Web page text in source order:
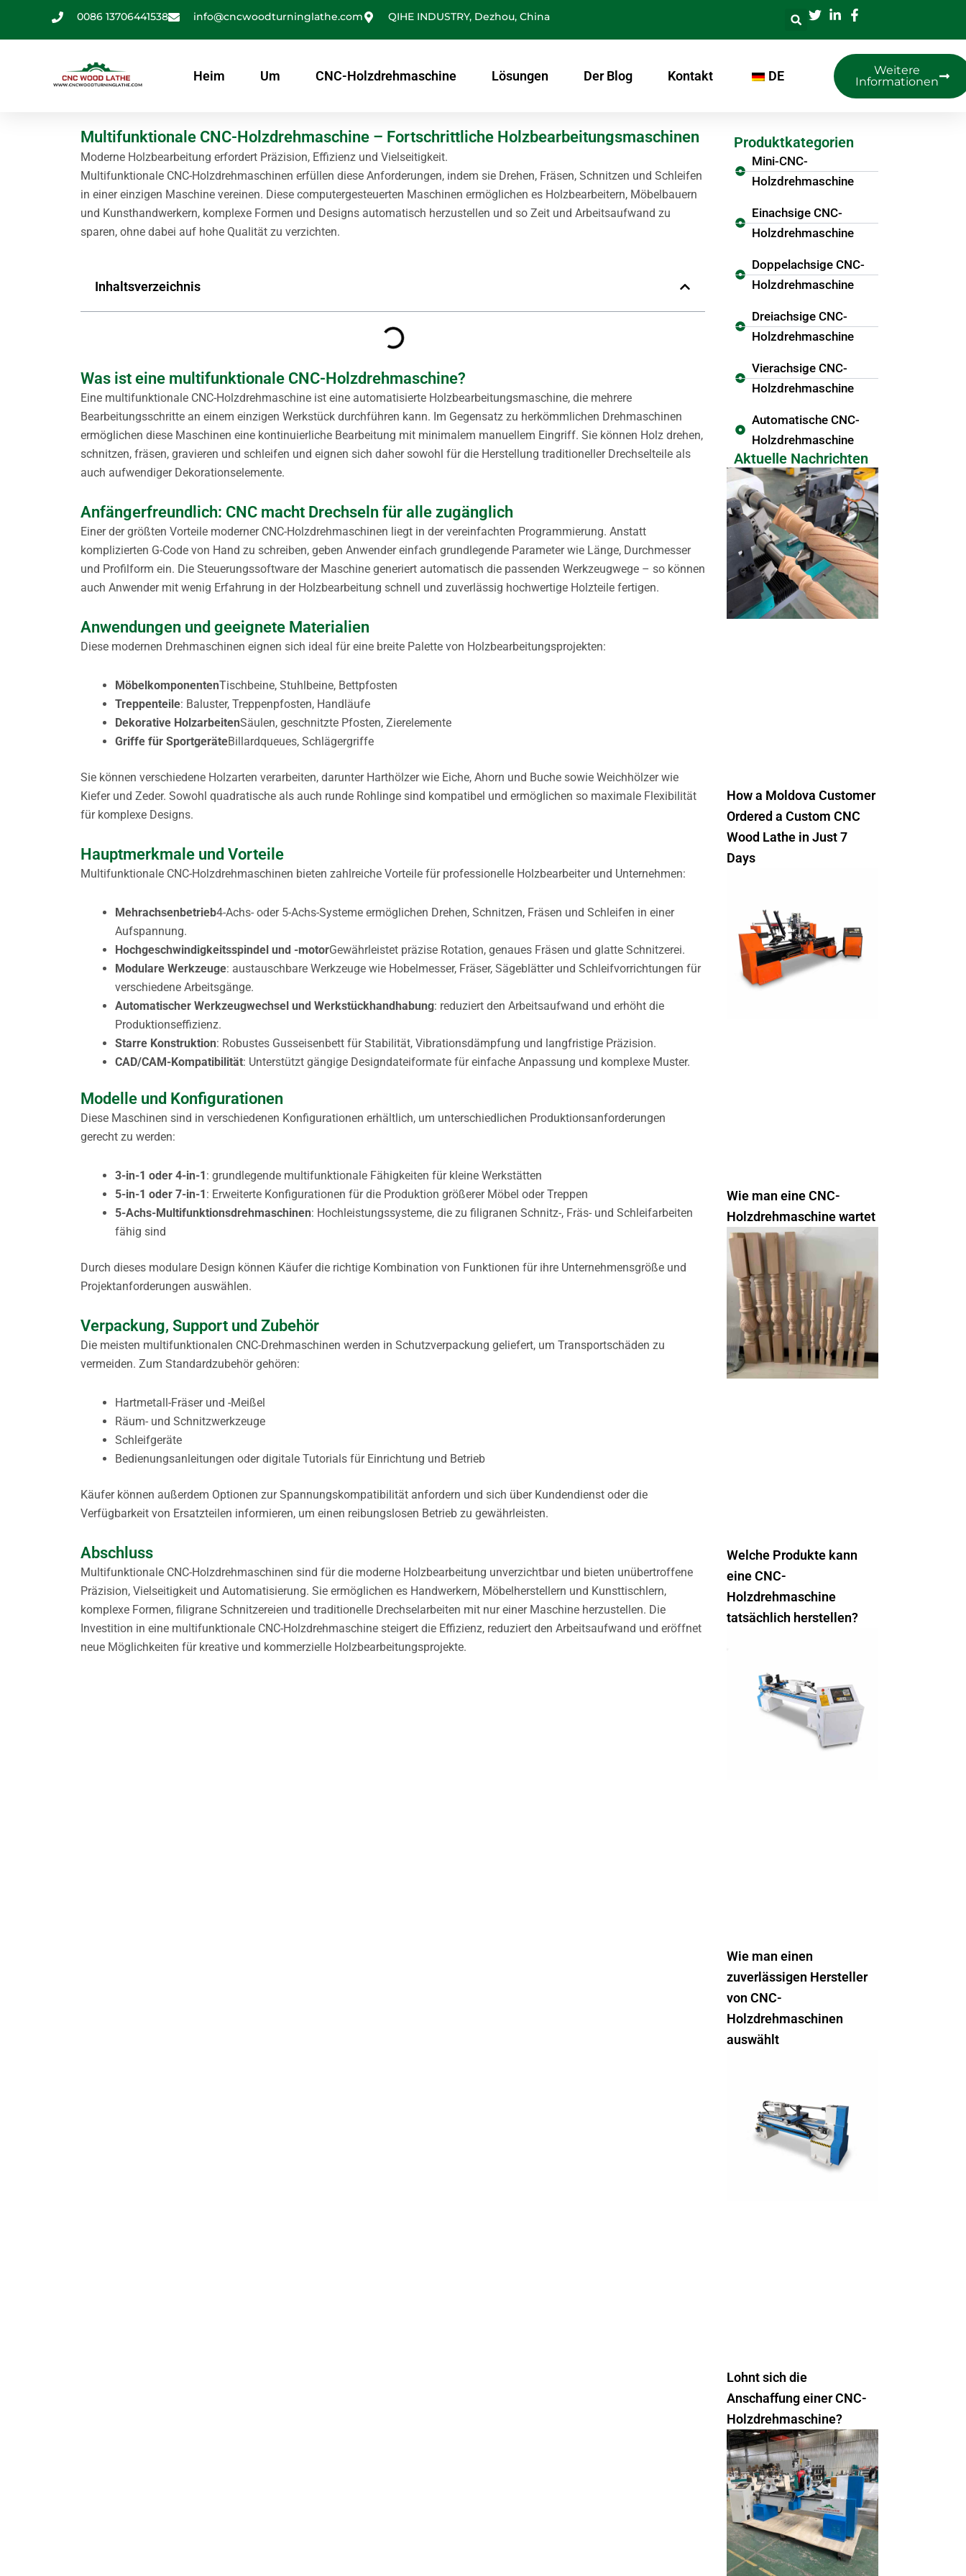
0086 13706441538 info@cncwoodturninglathe.com QIHE INDUSTRY, Dezhou, China
Heim Um CNC-Holzdrehmaschine Lösungen Der Blog Kontakt DE
Weitere
Informationen
Multifunktionale CNC-Holzdrehmaschine – Fortschrittliche Holzbearbeitungsmaschinen
Moderne Holzbearbeitung erfordert Präzision, Effizienz und Vielseitigkeit.
Multifunktionale CNC-Holzdrehmaschinen erfüllen diese Anforderungen, indem sie Drehen, Fräsen, Schnitzen und Schleifen
in einer einzigen Maschine vereinen. Diese computergesteuerten Maschinen ermöglichen es Holzbearbeitern, Möbelbauern
und Kunsthandwerkern, komplexe Formen und Designs automatisch herzustellen und so Zeit und Arbeitsaufwand zu
sparen, ohne dabei auf hohe Qualität zu verzichten.
Inhaltsverzeichnis
Was ist eine multifunktionale CNC-Holzdrehmaschine?
Eine multifunktionale CNC-Holzdrehmaschine ist eine automatisierte Holzbearbeitungsmaschine, die mehrere
Bearbeitungsschritte an einem einzigen Werkstück durchführen kann. Im Gegensatz zu herkömmlichen Drehmaschinen
ermöglichen diese Maschinen eine kontinuierliche Bearbeitung mit minimalem manuellem Eingriff. Sie können Holz drehen,
schnitzen, fräsen, gravieren und schleifen und eignen sich daher sowohl für die Herstellung traditioneller Drechselteile als
auch aufwendiger Dekorationselemente.
Anfängerfreundlich: CNC macht Drechseln für alle zugänglich
Einer der größten Vorteile moderner CNC-Holzdrehmaschinen liegt in der vereinfachten Programmierung. Anstatt
komplizierten G-Code von Hand zu schreiben, geben Anwender einfach grundlegende Parameter wie Länge, Durchmesser
und Profilform ein. Die Steuerungssoftware der Maschine generiert automatisch die passenden Werkzeugwege – so können
auch Anwender mit wenig Erfahrung in der Holzbearbeitung schnell und zuverlässig hochwertige Holzteile fertigen.
Anwendungen und geeignete Materialien
Diese modernen Drehmaschinen eignen sich ideal für eine breite Palette von Holzbearbeitungsprojekten:
MöbelkomponentenTischbeine, Stuhlbeine, Bettpfosten
Treppenteile: Baluster, Treppenpfosten, Handläufe
Dekorative HolzarbeitenSäulen, geschnitzte Pfosten, Zierelemente
Griffe für SportgeräteBillardqueues, Schlägergriffe
Sie können verschiedene Holzarten verarbeiten, darunter Harthölzer wie Eiche, Ahorn und Buche sowie Weichhölzer wie
Kiefer und Zeder. Sowohl quadratische als auch runde Rohlinge sind kompatibel und ermöglichen so maximale Flexibilität
für komplexe Designs.
Hauptmerkmale und Vorteile
Multifunktionale CNC-Holzdrehmaschinen bieten zahlreiche Vorteile für professionelle Holzbearbeiter und Unternehmen:
Mehrachsenbetrieb4-Achs- oder 5-Achs-Systeme ermöglichen Drehen, Schnitzen, Fräsen und Schleifen in einer
Aufspannung.
Hochgeschwindigkeitsspindel und -motorGewährleistet präzise Rotation, genaues Fräsen und glatte Schnitzerei.
Modulare Werkzeuge: austauschbare Werkzeuge wie Hobelmesser, Fräser, Sägeblätter und Schleifvorrichtungen für
verschiedene Arbeitsgänge.
Automatischer Werkzeugwechsel und Werkstückhandhabung: reduziert den Arbeitsaufwand und erhöht die
Produktionseffizienz.
Starre Konstruktion: Robustes Gusseisenbett für Stabilität, Vibrationsdämpfung und langfristige Präzision.
CAD/CAM-Kompatibilität: Unterstützt gängige Designdateiformate für einfache Anpassung und komplexe Muster.
Modelle und Konfigurationen
Diese Maschinen sind in verschiedenen Konfigurationen erhältlich, um unterschiedlichen Produktionsanforderungen
gerecht zu werden:
3-in-1 oder 4-in-1: grundlegende multifunktionale Fähigkeiten für kleine Werkstätten
5-in-1 oder 7-in-1: Erweiterte Konfigurationen für die Produktion größerer Möbel oder Treppen
5-Achs-Multifunktionsdrehmaschinen: Hochleistungssysteme, die zu filigranen Schnitz-, Fräs- und Schleifarbeiten
fähig sind
Durch dieses modulare Design können Käufer die richtige Kombination von Funktionen für ihre Unternehmensgröße und
Projektanforderungen auswählen.
Verpackung, Support und Zubehör
Die meisten multifunktionalen CNC-Drehmaschinen werden in Schutzverpackung geliefert, um Transportschäden zu
vermeiden. Zum Standardzubehör gehören:
Hartmetall-Fräser und -Meißel
Räum- und Schnitzwerkzeuge
Schleifgeräte
Bedienungsanleitungen oder digitale Tutorials für Einrichtung und Betrieb
Käufer können außerdem Optionen zur Spannungskompatibilität anfordern und sich über Kundendienst oder die
Verfügbarkeit von Ersatzteilen informieren, um einen reibungslosen Betrieb zu gewährleisten.
Abschluss
Multifunktionale CNC-Holzdrehmaschinen sind für die moderne Holzbearbeitung unverzichtbar und bieten unübertroffene
Präzision, Vielseitigkeit und Automatisierung. Sie ermöglichen es Handwerkern, Möbelherstellern und Kunsttischlern,
komplexe Formen, filigrane Schnitzereien und traditionelle Drechselarbeiten mit nur einer Maschine herzustellen. Die
Investition in eine multifunktionale CNC-Holzdrehmaschine steigert die Effizienz, reduziert den Arbeitsaufwand und eröffnet
neue Möglichkeiten für kreative und kommerzielle Holzbearbeitungsprojekte.
Produktkategorien
Mini-CNC-
Holzdrehmaschine
Einachsige CNC-
Holzdrehmaschine
Doppelachsige CNC-
Holzdrehmaschine
Dreiachsige CNC-
Holzdrehmaschine
Vierachsige CNC-
Holzdrehmaschine
Automatische CNC-
Holzdrehmaschine
Aktuelle Nachrichten
How a Moldova Customer
Ordered a Custom CNC
Wood Lathe in Just 7
Days
Wie man eine CNC-
Holzdrehmaschine wartet
Welche Produkte kann
eine CNC-
Holzdrehmaschine
tatsächlich herstellen?
Wie man einen
zuverlässigen Hersteller
von CNC-
Holzdrehmaschinen
auswählt
Lohnt sich die
Anschaffung einer CNC-
Holzdrehmaschine?